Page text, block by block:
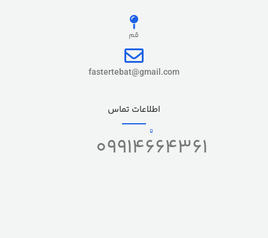
قم
fastertebat@gmail.com
اطلاعات تماس
09914664361